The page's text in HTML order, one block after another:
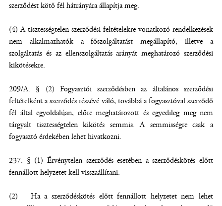
szerződést kötő fél hátrányára állapítja meg.
(4) A tisztességtelen szerződési feltételekre vonatkozó rendelkezések
nem alkalmazhatók a főszolgáltatást megállapító, illetve a
szolgáltatás és az ellenszolgáltatás arányát meghatározó szerződési
kikötésekre.
209/A. § (2) Fogyasztói szerződésben az általános szerződési
feltételként a szerződés részévé váló, továbbá a fogyasztóval szerződő
fél által egyoldalúan, előre meghatározott és egyedileg meg nem
tárgyalt tisztességtelen kikötés semmis. A semmisségre csak a
fogyasztó érdekében lehet hivatkozni.
237. § (1) Érvénytelen szerződés esetében a szerződéskötés előtt
fennállott helyzetet kell visszaállítani.
(2) Ha a szerződéskötés előtt fennállott helyzetet nem lehet